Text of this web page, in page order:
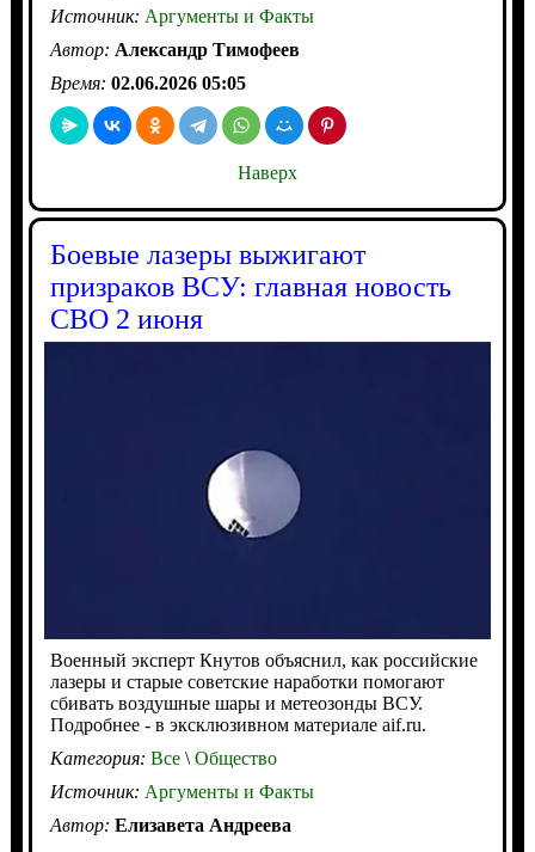
Источник: Аргументы и Факты
Автор: Александр Тимофеев
Время: 02.06.2026 05:05
Наверх
Боевые лазеры выжигают
призраков ВСУ: главная новость
СВО 2 июня
Военный эксперт Кнутов объяснил, как российские
лазеры и старые советские наработки помогают
сбивать воздушные шары и метеозонды ВСУ.
Подробнее - в эксклюзивном материале aif.ru.
Категория: Все\Общество
Источник: Аргументы и Факты
Автор: Елизавета Андреева